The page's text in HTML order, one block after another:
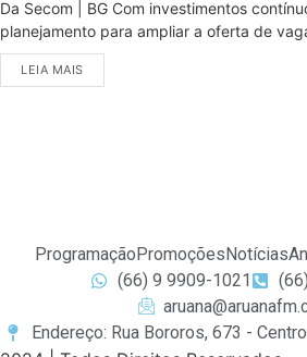
Da Secom | BG Com investimentos
planejamento para ampliar a oferta de
LEIA MAIS
ProgramaçãoPromoçõesNotícias
(66) 9 9909-1021
Endereço: Rua Bororos, 673 -